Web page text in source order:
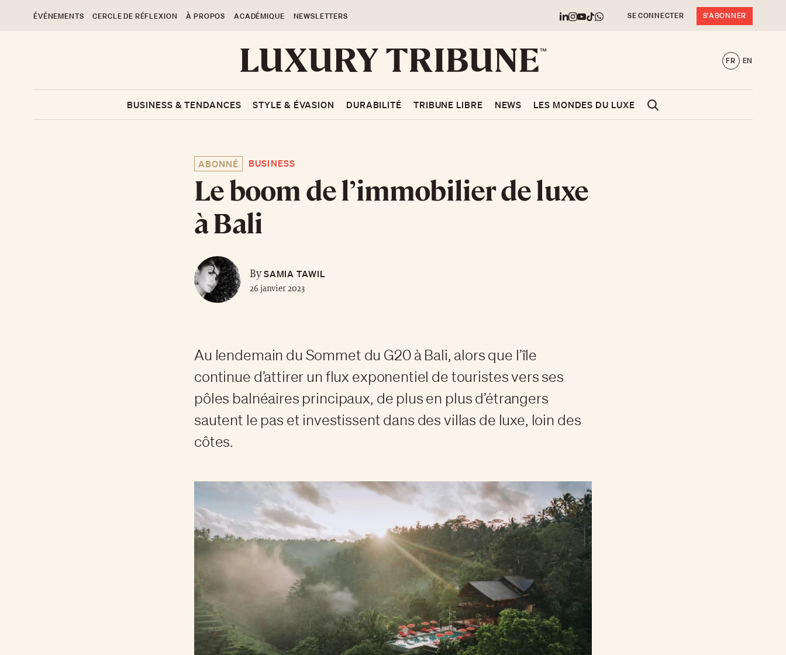
ÉVÉNEMENTS CERCLE DE RÉFLEXION À PROPOS ACADÉMIQUE NEWSLETTERS SE CONNECTER S'ABONNER
FR EN
BUSINESS & TENDANCES STYLE & ÉVASION DURABILITÉ TRIBUNE LIBRE NEWS LES MONDES DU LUXE
ABONNÉ BUSINESS
Le boom de l’immobilier de luxe
à Bali
BySAMIA TAWIL
26 janvier 2023
Au lendemain du Sommet du G20 à Bali, alors que l’île
continue d’attirer un flux exponentiel de touristes vers ses
pôles balnéaires principaux, de plus en plus d’étrangers
sautent le pas et investissent dans des villas de luxe, loin des
côtes.